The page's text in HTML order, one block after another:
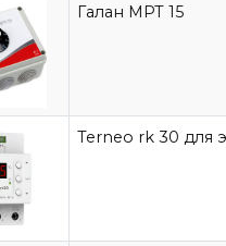
Галан МРТ 15
Terneo rk 30 для